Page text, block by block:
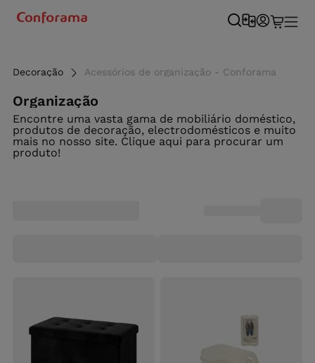
Decoração Acessórios de organização - Conforama
Organização
Encontre uma vasta gama de mobiliário doméstico,
produtos de decoração, electrodomésticos e muito
mais no nosso site. Clique aqui para procurar um
produto!